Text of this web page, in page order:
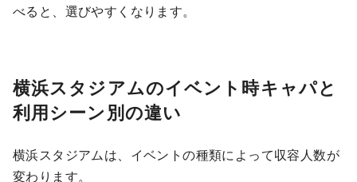
べると、選びやすくなります。
横浜スタジアムのイベント時キャパと
利用シーン別の違い
横浜スタジアムは、イベントの種類によって収容人数が
変わります。